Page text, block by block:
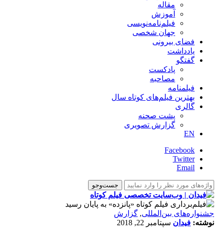
مقاله
آموزش
فیلم‌نامه‌نویسی
جهان شخصی
فضای بیرونی
یادداشت
گفتگو
پادکست
مصاحبه
فیلمنامه
بهترین فیلم‌های کوتاه سال
گالری
پشت صحنه
گزارش تصویری
EN
Facebook
Twitter
Email
‌‌جشنواره‌های بین‌المللی, گزارش
نوشته: فیدان سپتامبر 22, 2018